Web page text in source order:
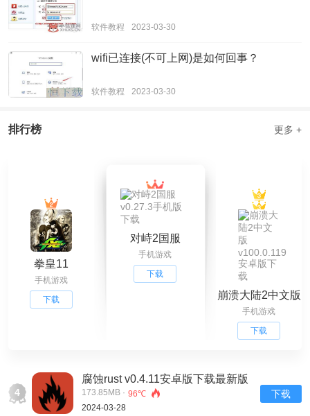
软件教程 2023-03-30
wifi已连接(不可上网)是如何回事？
软件教程 2023-03-30
排行榜 更多 +
拳皇11
手机游戏
下载
对峙2国服
v0.27.3手机版下
载
手机游戏
下载
崩溃大陆2中文版
v100.0.119安卓
版下载
手机游戏
下载
4
腐蚀rust v0.4.11安卓版下载最新版
173.85MB · 96℃
2024-03-28
下载